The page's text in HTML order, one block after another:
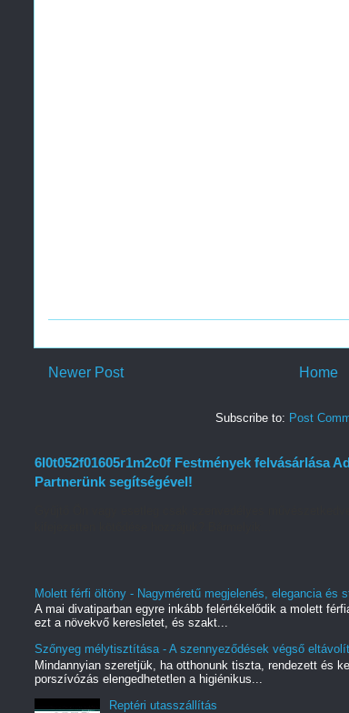
Newer Post Home
Subscribe to: Post
6l0t052f01605r1m2c0f Festmények felvásárlása
Partnerünk segítségével!
Molett férfi öltöny - Nagyméretű megjelenés, elegancia és
A mai divatiparban egyre inkább felértékelődik a molett
ezt a növekvő keresletet, és szakt...
Szőnyeg mélytisztítása - A szennyeződések végső
Mindannyian szeretjük, ha otthonunk tiszta, rendezett és
porszívózás elengedhetetlen a higiénikus...
Reptéri utasszállítás